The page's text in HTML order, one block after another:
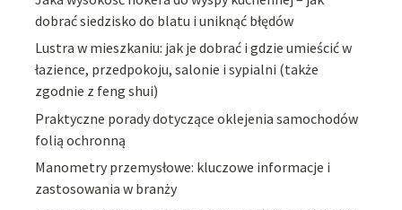
dobrać siedzisko do blatu i uniknąć błędów
Lustra w mieszkaniu: jak je dobrać i gdzie umieścić w
łazience, przedpokoju, salonie i sypialni (także
zgodnie z feng shui)
Praktyczne porady dotyczące oklejenia samochodów
folią ochronną
Manometry przemysłowe: kluczowe informacje i
zastosowania w branży